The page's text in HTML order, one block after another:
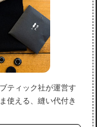
ティック社が運営す
使える、縫い代付き